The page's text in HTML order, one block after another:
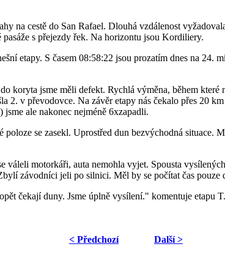
na cestě do San Rafael. Dlouhá vzdálenost
s přejezdy řek. Na horizontu jsou Kordiliery.
etapy. S časem 08:58:22 jsou prozatím dnes na 24.
koryta jsme měli defekt. Rychlá výměna, během
2. v převodovce. Na závěr etapy nás čekalo přes 20
ale nakonec nejméně 6xzapadli.
se zasekl. Uprostřed dun bezvýchodná
váleli motorkáři, auta nemohla vyjet. Spousta
závodníci jeli po silnici. Měl by se počítat čas pouze
čekají duny. Jsme úplně vysílení." komentuje etapu
< Předchozí Další >